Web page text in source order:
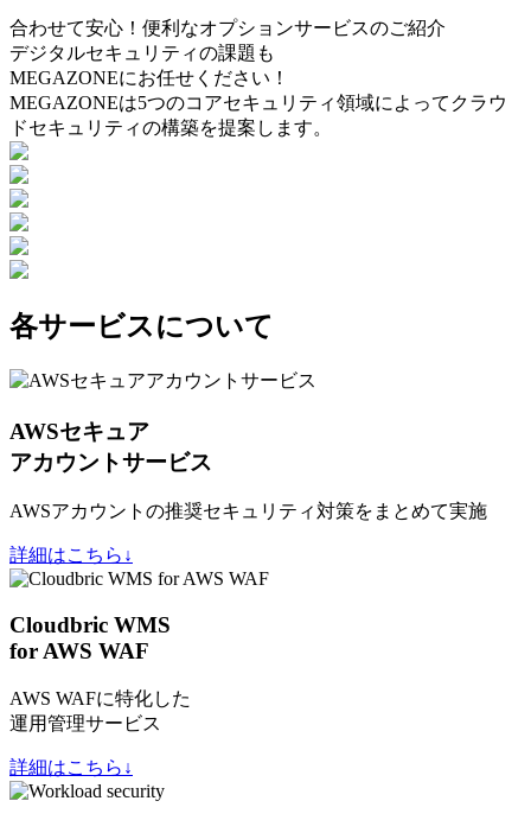
合わせて安心！便利なオプションサービスのご紹介
デジタルセキュリティの課題も
MEGAZONEにお任せください！
MEGAZONEは5つのコアセキュリティ領域によってクラウ
ドセキュリティの構築を提案します。
各サービスについて
AWSセキュア
アカウントサービス
AWSアカウントの推奨セキュリティ対策をまとめて実施
詳細はこちら↓
Cloudbric WMS
for AWS WAF
AWS WAFに特化した
運用管理サービス
詳細はこちら↓